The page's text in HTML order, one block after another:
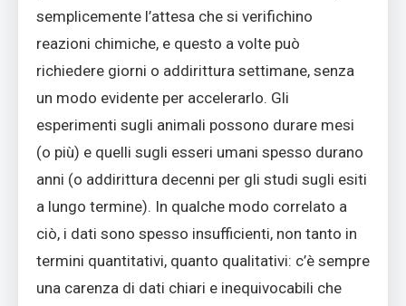
semplicemente l’attesa che si verifichino
reazioni chimiche, e questo a volte può
richiedere giorni o addirittura settimane, senza
un modo evidente per accelerarlo. Gli
esperimenti sugli animali possono durare mesi
(o più) e quelli sugli esseri umani spesso durano
anni (o addirittura decenni per gli studi sugli esiti
a lungo termine). In qualche modo correlato a
ciò, i dati sono spesso insufficienti, non tanto in
termini quantitativi, quanto qualitativi: c’è sempre
una carenza di dati chiari e inequivocabili che